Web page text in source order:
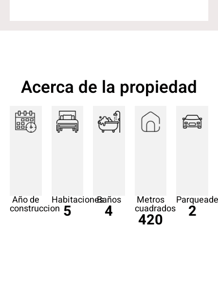
Acerca de la propiedad
Año de
construccion
Habitaciones
5
Baños
4
Metros
cuadrados
420 2